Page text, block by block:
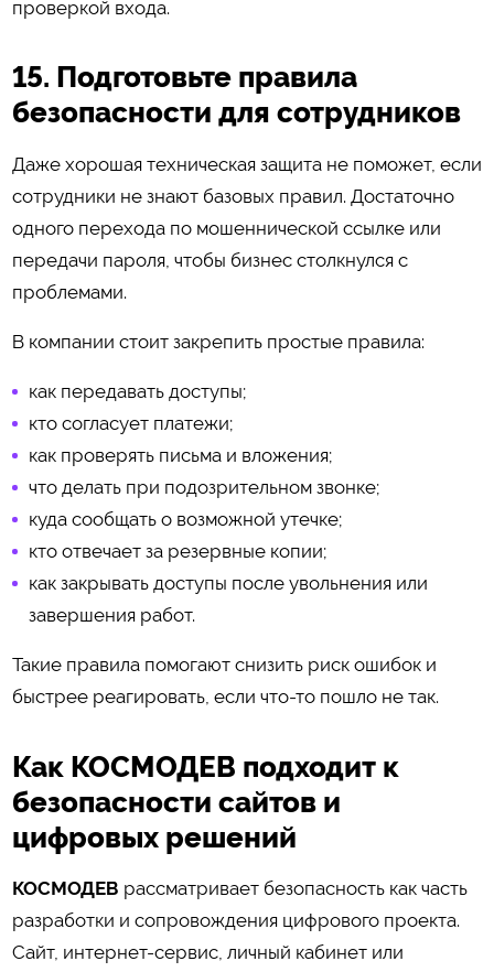
проверкой входа.
15. Подготовьте правила
безопасности для сотрудников
Даже хорошая техническая защита не поможет, если
сотрудники не знают базовых правил. Достаточно
одного перехода по мошеннической ссылке или
передачи пароля, чтобы бизнес столкнулся с
проблемами.
В компании стоит закрепить простые правила:
как передавать доступы;
кто согласует платежи;
как проверять письма и вложения;
что делать при подозрительном звонке;
куда сообщать о возможной утечке;
кто отвечает за резервные копии;
как закрывать доступы после увольнения или
завершения работ.
Такие правила помогают снизить риск ошибок и
быстрее реагировать, если что-то пошло не так.
Как КОСМОДЕВ подходит к
безопасности сайтов и
цифровых решений
КОСМОДЕВ рассматривает безопасность как часть
разработки и сопровождения цифрового проекта.
Сайт, интернет-сервис, личный кабинет или